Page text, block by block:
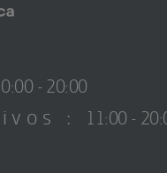
- 20:00
: 11:00 -